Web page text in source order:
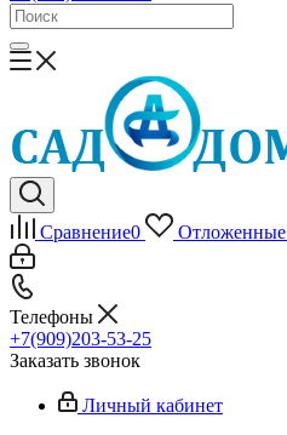
Сравнение0 Отложенные
Телефоны
+7(909)203-53-25
Заказать звонок
Личный кабинет